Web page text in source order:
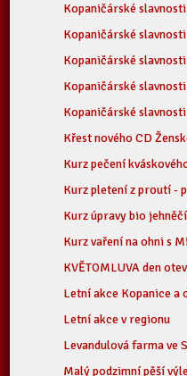
Kopaničárské
Kopaničárské
Kopaničárské
Kopaničárské
Kopaničárské
Křest nového CD
Kurz pečení
Kurz pletení z proutí -
Kurz úpravy bio
Kurz vaření na ohni s
KVĚTOMLUVA den
Letní akce Kopanice a
Letní akce v regionu
Levandulová farma ve
Malý podzimní pěší